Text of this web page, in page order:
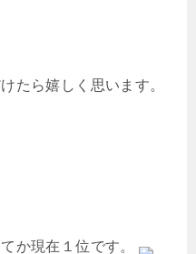
たら嬉しく思います。
か現在１位です。